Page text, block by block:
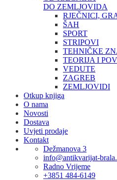
DO ZEMLJOVIDA
RJEČNICI,
ŠAH
SPORT
STRIPOVI
TEHNIČKE
TEORIJA I
VEDUTE
ZAGREB
ZEMLJOVIDI
Otkup knjiga
O nama
Novosti
Dostava
Uvjeti prodaje
Kontakt
Dežmanova 3
info@antikvarijat-
Radno Vrijeme
+3851 484-6149